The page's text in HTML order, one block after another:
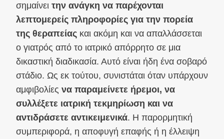
σημαίνει την ανάγκη να παρέχονται
λεπτομερείς πληροφορίες για την πορεία
της θεραπείας και ακόμη και να απαλλάσσεται
ο γιατρός από το ιατρικό απόρρητο σε μια
δικαστική διαδικασία. Αυτό είναι ήδη ένα σοβαρό
στάδιο. Ως εκ τούτου, συνιστάται όταν υπάρχουν
αμφιβολίες να παραμείνετε ήρεμοι, να
συλλέξετε ιατρική τεκμηρίωση και να
αντιδράσετε αντικειμενικά. Η παρορμητική
συμπεριφορά, η αποφυγή επαφής ή η έλλειψη